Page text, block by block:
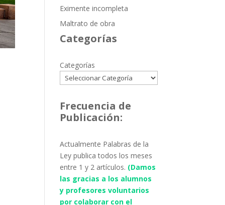
Eximente incompleta
Maltrato de obra
Categorías
Categorías
Frecuencia de
Publicación:
Actualmente Palabras de la
Ley publica todos los meses
entre 1 y 2 artículos. (Damos
las gracias a los alumnos
y profesores voluntarios
por colaborar con el